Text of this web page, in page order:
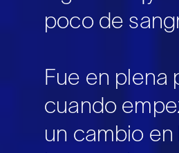
poco de
Fue en plena
cuando
un cambio en